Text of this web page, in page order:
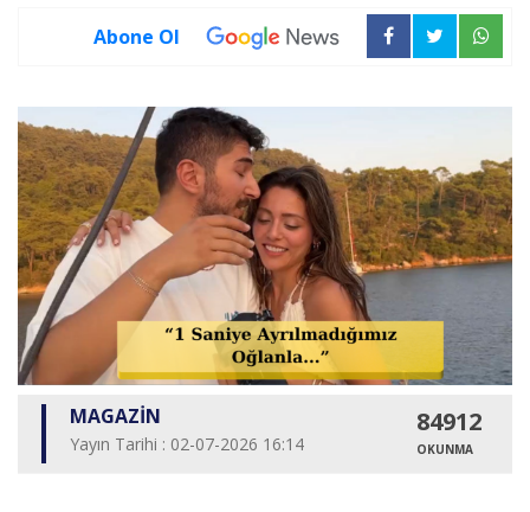
Abone Ol
MAGAZİN
Yayın Tarihi : 02-07-2026 16:14
84912
OKUNMA